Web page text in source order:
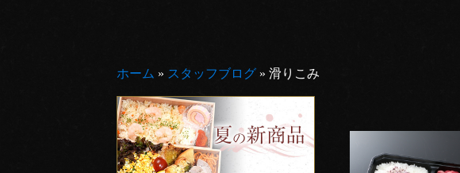
ホーム » スタッフブログ » 滑りこみ